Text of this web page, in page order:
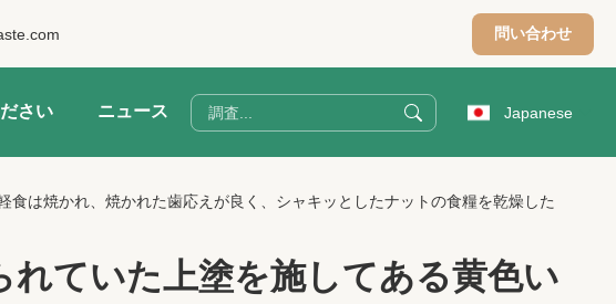
問い合わせ
さい ニュース Japanese
は焼かれ、焼かれた歯応えが良く、シャキッとしたナットの食糧を乾燥した
れていた上塗を施してある黄色い